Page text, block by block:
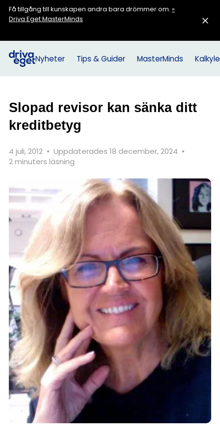
Få tillgång till kunskapen andra bara drömmer om. »
Driva Eget MasterMinds
Nyheter Tips & Guider MasterMinds
Slopad revisor kan sänka ditt
kreditbetyg
4 juli, 2012 • Uppdaterades 18 december, 2024 •
2 minuters läsning